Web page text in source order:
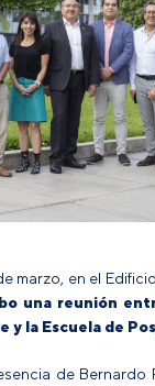
marzo, en el
una reunión
y la Escuela de
de Bernardo